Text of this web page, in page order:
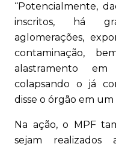
“Potencialmente,
inscritos, há
aglomerações,
contaminação,
alastramento
colapsando o já
disse o órgão em
Na ação, o MPF
sejam